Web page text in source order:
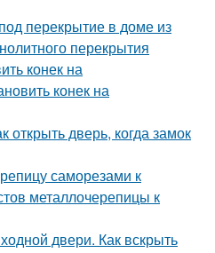
перекрытие в доме из
перекрытия
конек на
конек на
дверь, когда замок
саморезами к
металлочерепицы к
двери. Как вскрыть